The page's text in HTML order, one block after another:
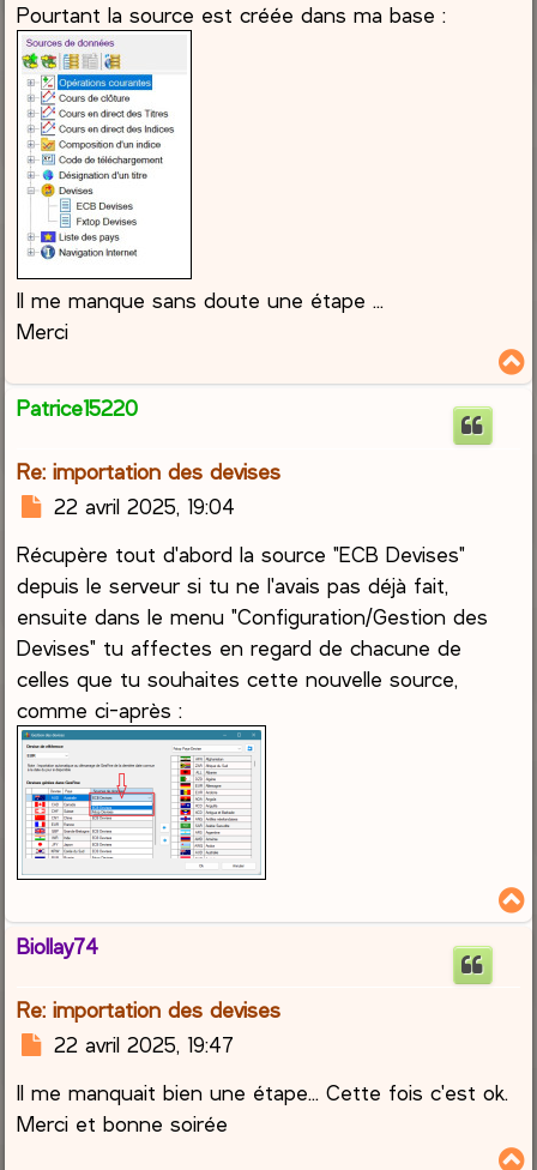
Pourtant la source est créée dans ma base :
Il me manque sans doute une étape ...
Merci
Patrice15220
Re: importation des devises
M
s
s
a
g
e
22 avril 2025, 19:04
Récupère tout d'abord la source "ECB Devises"
depuis le serveur si tu ne l'avais pas déjà fait,
ensuite dans le menu "Configuration/Gestion des
Devises" tu affectes en regard de chacune de
celles que tu souhaites cette nouvelle source,
comme ci-après :
Biollay74
Re: importation des devises
M
s
s
22 avril 2025, 19:47
Il me manquait bien une étape... Cette fois c'est ok.
Merci et bonne soirée